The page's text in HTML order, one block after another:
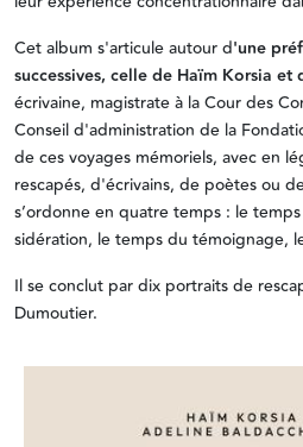
Cet album s'articule autour d'une
successives, celle de Haïm Korsia
écrivaine, magistrate à la Cour des
Conseil d'administration de la
de ces voyages mémoriels, avec en
rescapés, d'écrivains, de poètes ou
s’ordonne en quatre temps : le
sidération, le temps du témoignage,
Il se conclut par dix portraits de
Dumoutier.